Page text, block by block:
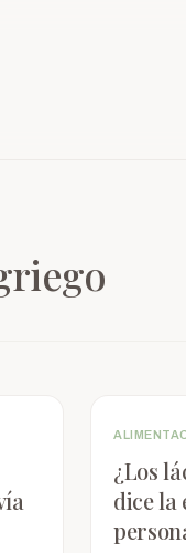
¿Los
dice la